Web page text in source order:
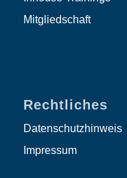
Mitgliedschaft
Rechtliches
Datenschutzhinweis
Impressum